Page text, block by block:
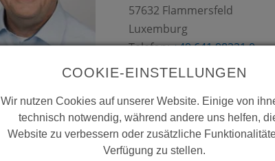
57632 Flammersfeld
Luxemburg
Telefon:+49 641 98221 0
Mobil:+49 151 67237632
Mail:
COOKIE-EINSTELLUNGEN
Wir nutzen Cookies auf unserer Website. Einige von
technisch notwendig, während andere uns helfen,
Website zu verbessern oder zusätzliche
Verfügung zu stellen.